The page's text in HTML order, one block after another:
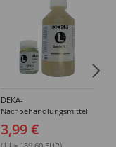
DEKA-
Nachbehandlungsmittel
3,99 €